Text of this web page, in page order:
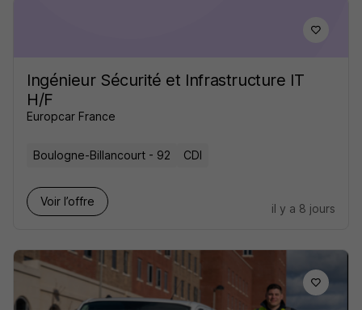
Ingénieur Sécurité et Infrastructure IT
H/F
Europcar France
Boulogne-Billancourt - 92 CDI
Voir l’offre
il y a 8 jours